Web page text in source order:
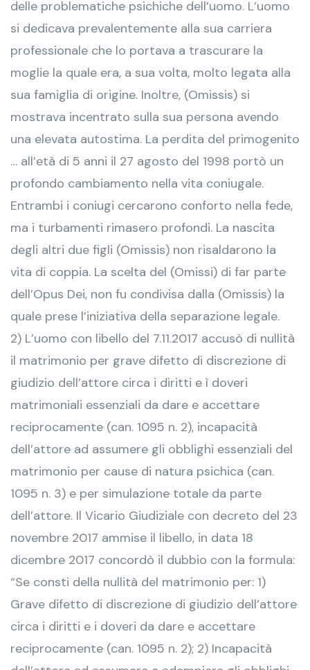
delle problematiche psichiche dell’uomo. L’uomo
si dedicava prevalentemente alla sua carriera
professionale che lo portava a trascurare la
moglie la quale era, a sua volta, molto legata alla
sua famiglia di origine. Inoltre, (Omissis) si
mostrava incentrato sulla sua persona avendo
una elevata autostima. La perdita del primogenito
… all’età di 5 anni il 27 agosto del 1998 portò un
profondo cambiamento nella vita coniugale.
Entrambi i coniugi cercarono conforto nella fede,
ma i turbamenti rimasero profondi. La nascita
degli altri due figli (Omissis) non risaldarono la
vita di coppia. La scelta del (Omissi) di far parte
dell’Opus Dei, non fu condivisa dalla (Omissis) la
quale prese l’iniziativa della separazione legale.
2) L’uomo con libello del 7.11.2017 accusò di nullità
il matrimonio per grave difetto di discrezione di
giudizio dell’attore circa i diritti e ì doveri
matrimoniali essenziali da dare e accettare
reciprocamente (can. 1095 n. 2), incapacità
dell’attore ad assumere gli obblighi essenziali del
matrimonio per cause di natura psichica (can.
1095 n. 3) e per simulazione totale da parte
dell’attore. Il Vicario Giudiziale con decreto del 23
novembre 2017 ammise il libello, in data 18
dicembre 2017 concordò il dubbio con la formula:
“Se consti della nullità del matrimonio per: 1)
Grave difetto di discrezione di giudizio dell’attore
circa i diritti e i doveri da dare e accettare
reciprocamente (can. 1095 n. 2); 2) Incapacità